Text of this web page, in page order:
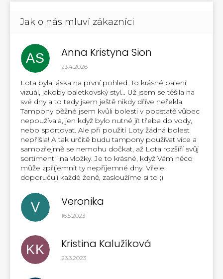
AS Anna Kristyna Sion
Hodnocení obchodu je 5 z 5 hvězdiček.
23.4.2026
Lota byla láska na první pohled. To krásné balení,
vizuál, jakoby baletkovský styl... Už jsem se těšila na
své dny a to tedy jsem ještě nikdy dříve neřekla.
Tampony běžné jsem kvůli bolesti v podstatě vůbec
nepoužívala, jen když bylo nutné jít třeba do vody,
nebo sportovat. Ale při použití Loty žádná bolest
nepřišla! A tak určitě budu tampony používat více a
samozřejmě se nemohu dočkat, až Lota rozšíří svůj
sortiment i na vložky. Je to krásné, když Vám něco
může zpříjemnit ty nepřijemné dny. Vřele
doporučuji každé ženě, zasloužíme si to ;)
V Veronika
Hodnocení obchodu je 5 z 5 hvězdiček.
16.5.2023
KK Kristina Kalužíková
Hodnocení obchodu je 5 z 5 hvězdiček.
23.3.2023